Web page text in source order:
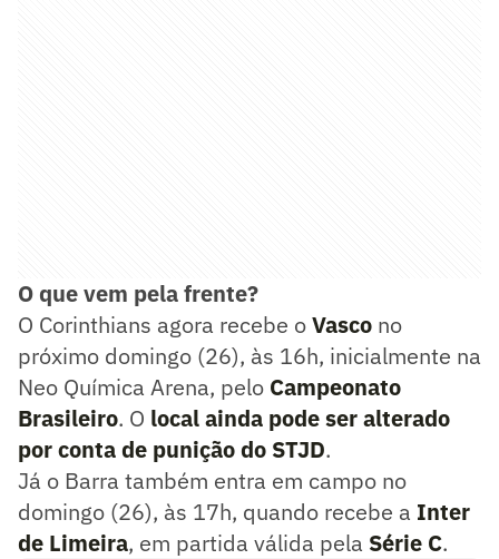
O que vem pela frente?
O Corinthians agora recebe oVasco no
próximo domingo (26), às 16h, inicialmente na
Neo Química Arena, pelo Campeonato
Brasileiro. O local ainda pode ser alterado
por conta de punição do STJD.
Já o Barra também entra em campo no
domingo (26), às 17h, quando recebe a Inter
de Limeira, em partida válida pela Série C.